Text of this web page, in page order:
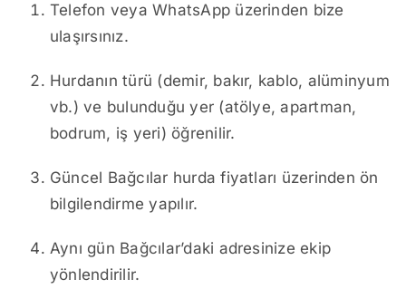
Telefon veya WhatsApp üzerinden bize
ulaşırsınız.
Hurdanın türü (demir, bakır, kablo, alüminyum
vb.) ve bulunduğu yer (atölye, apartman,
bodrum, iş yeri) öğrenilir.
Güncel Bağcılar hurda fiyatları üzerinden ön
bilgilendirme yapılır.
Aynı gün Bağcılar’daki adresinize ekip
yönlendirilir.